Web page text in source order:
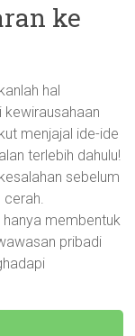
ke
hal
kewirausahaan
menjajal ide-ide
terlebih dahulu!
sebelum
cerah.
membentuk
pribadi